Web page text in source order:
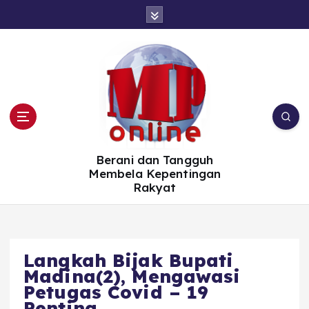
Berani dan Tangguh
Membela Kepentingan
Rakyat
Langkah Bijak Bupati
Madina(2), Mengawasi
Petugas Covid – 19